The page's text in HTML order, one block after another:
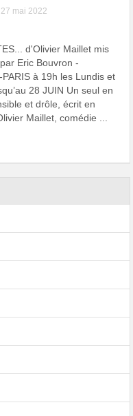
mai 2022
d'Olivier Maillet mis
Eric Bouvron -
PARIS à 19h les Lundis et
28 JUIN Un seul en
et drôle, écrit en
Maillet, comédie ...